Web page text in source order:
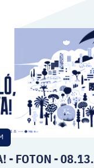
- FOTON - 08.13.